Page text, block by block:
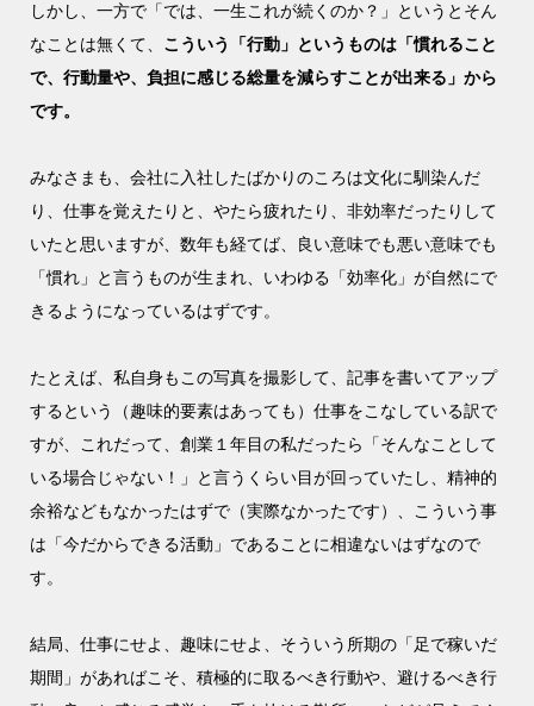
しかし、一方で「では、一生これが続くのか？」というとそん
なことは無くて、 こういう「行動」というものは「慣れること
で、行動量や、負担に感じる総量を減らすことが出来る」から
です。
みなさまも、会社に入社したばかりのころは文化に馴染んだ
り、仕事を覚えたりと、やたら疲れたり、非効率だったりして
いたと思いますが、数年も経てば、良い意味でも悪い意味でも
「慣れ」と言うものが生まれ、いわゆる「効率化」が自然にで
きるようになっているはずです。
たとえば、私自身もこの写真を撮影して、記事を書いてアップ
するという（趣味的要素はあっても）仕事をこなしている訳で
すが、これだって、創業１年目の私だったら「そんなことして
いる場合じゃない！」と言うくらい目が回っていたし、精神的
余裕などもなかったはずで（実際なかったです）、こういう事
は「今だからできる活動」であることに相違ないはずなので
す。
結局、仕事にせよ、趣味にせよ、そういう所期の「足で稼いだ
期間」があればこそ、積極的に取るべき行動や、避けるべき行